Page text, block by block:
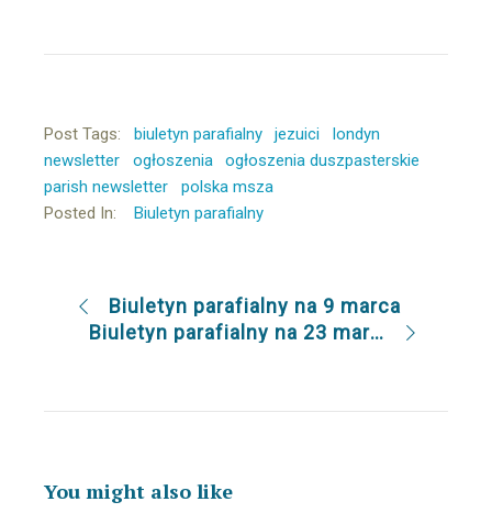
Post Tags: biuletyn parafialny jezuici
londyn
newsletter
ogłoszenia
ogłoszenia duszpasterskie
parish newsletter
polska msza
Posted In:
Biuletyn parafialny
Biuletyn parafialny na 9 marca
Biuletyn parafialny na 23 marca
You might also like